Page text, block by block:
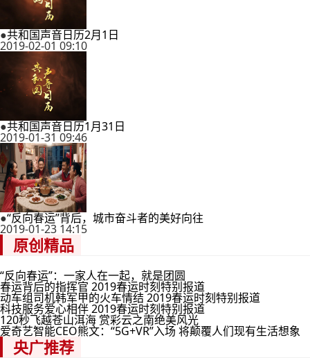
●共和国声音日历2月1日
2019-02-01 09:10
●共和国声音日历1月31日
2019-01-31 09:46
●“反向春运”背后，城市奋斗者的美好向往
2019-01-23 14:15
原创精品
“反向春运”：一家人在一起，就是团圆
春运背后的指挥官 2019春运时刻特别报道
动车组司机韩军甲的火车情结 2019春运时刻特别报道
科技服务爱心相伴 2019春运时刻特别报道
120秒飞越苍山洱海 赏彩云之南绝美风光
爱奇艺智能CEO熊文：“5G+VR”入场 将颠覆人们现有生活想象
央广推荐